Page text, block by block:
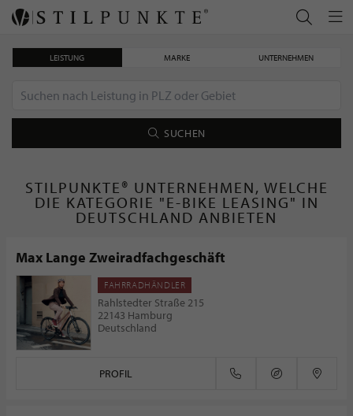
LEISTUNG MARKE UNTERNEHMEN
SUCHEN
STILPUNKTE® UNTERNEHMEN, WELCHE
DIE KATEGORIE "E-BIKE LEASING" IN
DEUTSCHLAND ANBIETEN
Max Lange Zweiradfachgeschäft
FAHRRADHÄNDLER
Rahlstedter Straße 215
22143 Hamburg
Deutschland
PROFIL